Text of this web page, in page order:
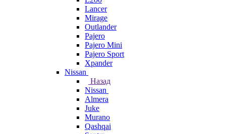
Lancer
Mirage
Outlander
Pajero
Pajero Mini
Pajero Sport
Xpander
Nissan
Назад
Nissan
Almera
Juke
Murano
Qashqai